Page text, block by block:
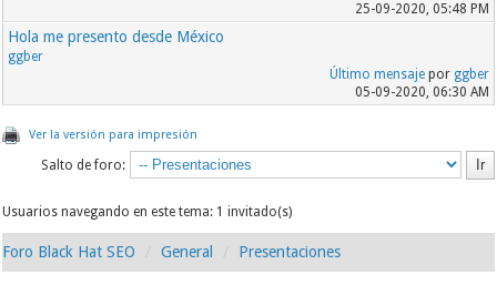
25-09-2020, 05:48 PM
Hola me presento desde México
ggber
Último mensajepor ggber
05-09-2020, 06:30 AM
Ver la versión para impresión
Salto de foro:
Usuarios navegando en este tema: 1 invitado(s)
Foro Black Hat SEO General Presentaciones